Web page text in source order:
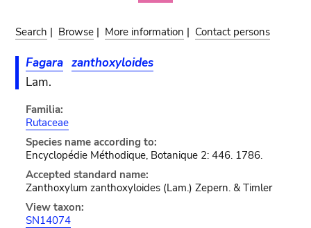
Search | Browse | More information | Contact persons
Fagara zanthoxyloides
Lam.
Familia:
Rutaceae
Species name according to:
Encyclopédie Méthodique, Botanique 2: 446. 1786.
Accepted standard name:
Zanthoxylum zanthoxyloides (Lam.) Zepern. & Timler
View taxon:
SN14074